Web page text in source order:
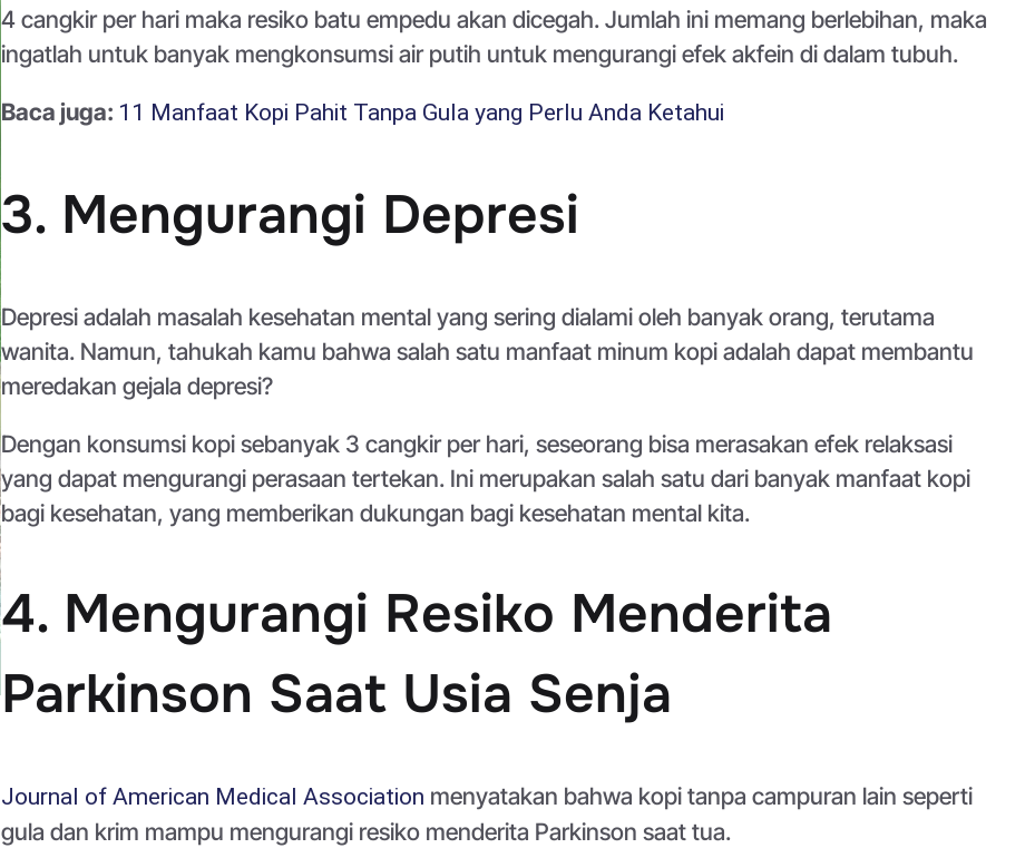
4 cangkir per hari maka resiko batu empedu akan dicegah. Jumlah ini memang berlebihan, maka
ingatlah untuk banyak mengkonsumsi air putih untuk mengurangi efek akfein di dalam tubuh.
Baca juga: 11 Manfaat Kopi Pahit Tanpa Gula yang Perlu Anda Ketahui
3. Mengurangi Depresi
Depresi adalah masalah kesehatan mental yang sering dialami oleh banyak orang, terutama
wanita. Namun, tahukah kamu bahwa salah satu manfaat minum kopi adalah dapat membantu
meredakan gejala depresi?
Dengan konsumsi kopi sebanyak 3 cangkir per hari, seseorang bisa merasakan efek relaksasi
yang dapat mengurangi perasaan tertekan. Ini merupakan salah satu dari banyak manfaat kopi
bagi kesehatan, yang memberikan dukungan bagi kesehatan mental kita.
4. Mengurangi Resiko Menderita
Parkinson Saat Usia Senja
Journal of American Medical Association menyatakan bahwa kopi tanpa campuran lain seperti
gula dan krim mampu mengurangi resiko menderita Parkinson saat tua.